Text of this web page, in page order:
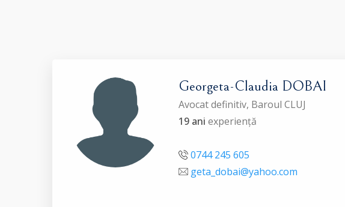
Georgeta-Claudia DOBAI
Avocat definitiv, Baroul CLUJ
19 ani experiență
0744 245 605
geta_dobai@yahoo.com